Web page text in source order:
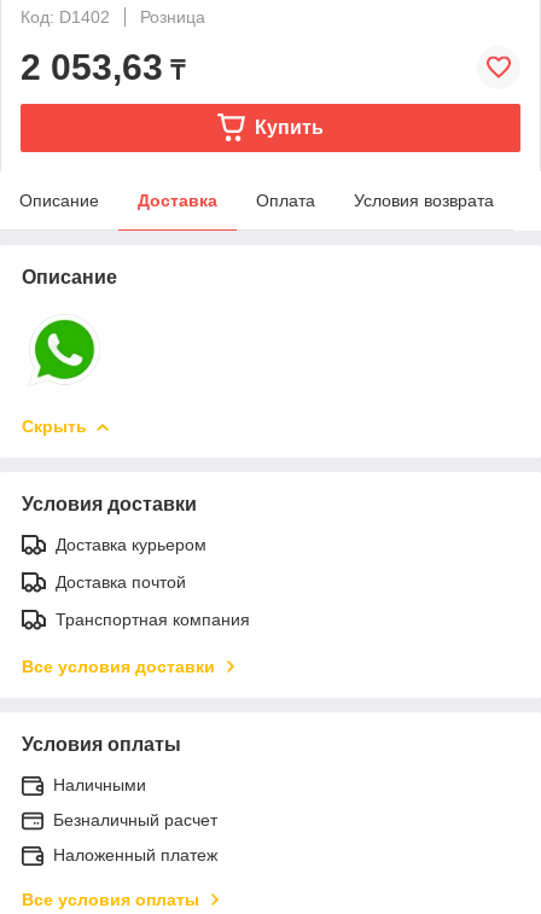
Код: D1402
Розница
2 053,63 ₸
Купить
Описание Доставка Оплата Условия возврата
Описание
Скрыть
Условия доставки
Доставка курьером
Доставка почтой
Транспортная компания
Все условия доставки
Условия оплаты
Наличными
Безналичный расчет
Наложенный платеж
Все условия оплаты